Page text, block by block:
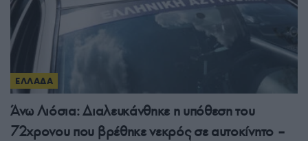
ΕΛΛΑΔΑ
Άνω Λιόσια: Διαλευκάνθηκε η υπόθεση του
72χρονου που βρέθηκε νεκρός σε αυτοκίνητο –